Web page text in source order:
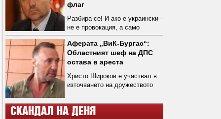
флаг
Разбира се! И ако е украински -
не е провокация, а само
грешка!
Аферата „ВиК-Бургас“:
Областният шеф на ДПС
остава в ареста
Христо Широков е участвал в
източването на дружеството
СКАНДАЛ НА ДЕНЯ